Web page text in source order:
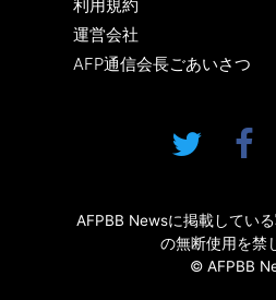
利用規約
運営会社
AFP通信会長ごあいさつ
AFPBB Newsに掲載してい
の無断使用を禁
© AFPBB